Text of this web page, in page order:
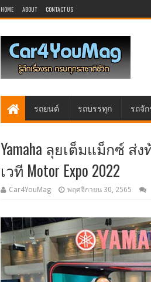
HOME ABOUT CONTACT US
รถยนต์ รถบรรทุก รถจั
Yamaha ลุยเต็มแม็กซ์
เวที Motor Expo 2022
Car4YouMag พฤศจิกายน 30, 2565